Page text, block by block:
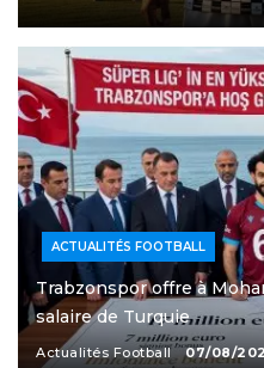
ACTUALITÉS FOOTBALL
Trabzonspor offre à
salaire de Turquie
Actualités Football 07/08/